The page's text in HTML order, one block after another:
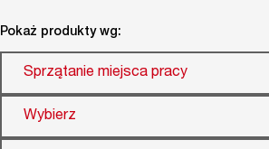
Pokaż produkty wg:
Sprzątanie miejsca pracy
Wybierz